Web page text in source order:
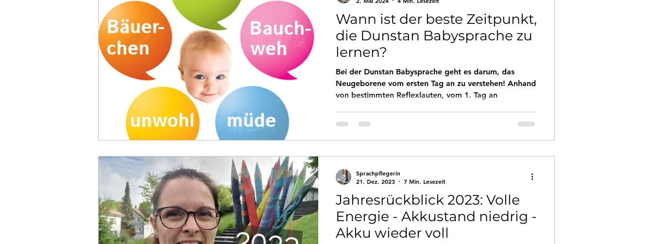
Wann ist der beste Zeitpunkt,
die Dunstan Babysprache zu
lernen?
Bei der Dunstan Babysprache geht es darum, das
Neugeborene vom ersten Tag an zu verstehen! Anhand
von bestimmten Reflexlauten, vom 1. Tag an
Jahresrückblick 2023: Volle
Energie - Akkustand niedrig -
Akku wieder voll
Sprachpflegerin
21. Dez. 2023
7 Min. Lesezeit